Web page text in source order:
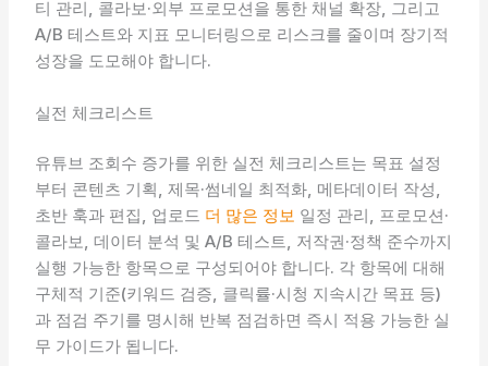
티 관리, 콜라보·외부 프로모션을 통한 채널 확장, 그리고
A/B 테스트와 지표 모니터링으로 리스크를 줄이며 장기적
성장을 도모해야 합니다.
실전 체크리스트
유튜브 조회수 증가를 위한 실전 체크리스트는 목표 설정
부터 콘텐츠 기획, 제목·썸네일 최적화, 메타데이터 작성,
초반 훅과 편집, 업로드 더 많은 정보 일정 관리, 프로모션·
콜라보, 데이터 분석 및 A/B 테스트, 저작권·정책 준수까지
실행 가능한 항목으로 구성되어야 합니다. 각 항목에 대해
구체적 기준(키워드 검증, 클릭률·시청 지속시간 목표 등)
과 점검 주기를 명시해 반복 점검하면 즉시 적용 가능한 실
무 가이드가 됩니다.